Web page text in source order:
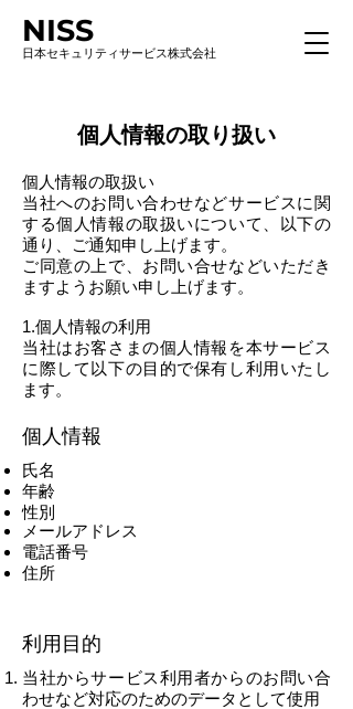
NISS
日本セキュリティサービス株式会社
個人情報の取り扱い
個人情報の取扱い
当社へのお問い合わせなどサービスに関
する個人情報の取扱いについて、以下の
通り、ご通知申し上げます。
ご同意の上で、お問い合せなどいただき
ますようお願い申し上げます。
1.個人情報の利用
当社はお客さまの個人情報を本サービス
に際して以下の目的で保有し利用いたし
ます。
個人情報
氏名
年齢
性別
メールアドレス
電話番号
住所
利用目的
当社からサービス利用者からのお問い合
わせなど対応のためのデータとして使用